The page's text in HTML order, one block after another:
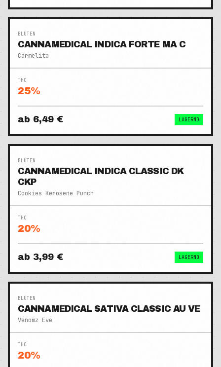
BLÜTEN
CANNAMEDICAL INDICA FORTE MA C
Carmelita
THC
25%
ab 6,49 € LAGERND
BLÜTEN
CANNAMEDICAL INDICA CLASSIC DK
CKP
Cookies Kerosene Punch
THC
20%
ab 3,99 € LAGERND
BLÜTEN
CANNAMEDICAL SATIVA CLASSIC AU VE
Venomz Eve
THC
20%